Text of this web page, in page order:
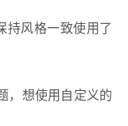
持风格一致使用了
，想使用自定义的